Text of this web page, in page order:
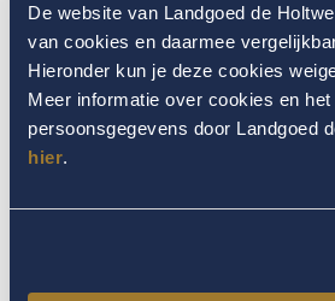
De website van Landgoed de
van cookies en daarmee
Hieronder kun je deze cookies
Meer informatie over cookies en
persoonsgegevens door Landgoed
hier.
Categorieën
Health & Wellness Center
(113)
Landgoed & Hotel(26)
Omgeving Twente(3)
(11)